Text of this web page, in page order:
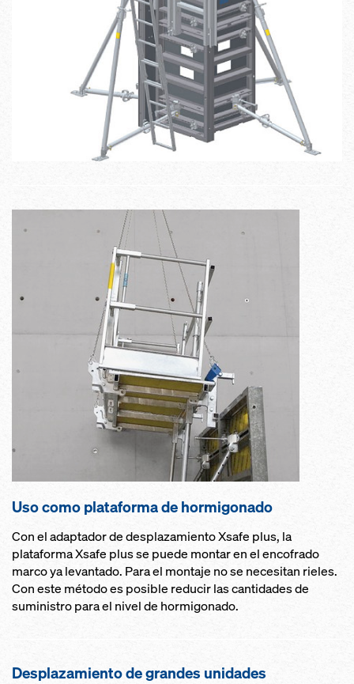
Uso como plataforma de hormigonado
Con el adaptador de desplazamiento Xsafe plus, la
plataforma Xsafe plus se puede montar en el encofrado
marco ya levantado. Para el montaje no se necesitan rieles.
Con este método es posible reducir las cantidades de
suministro para el nivel de hormigonado.
Desplazamiento de grandes unidades